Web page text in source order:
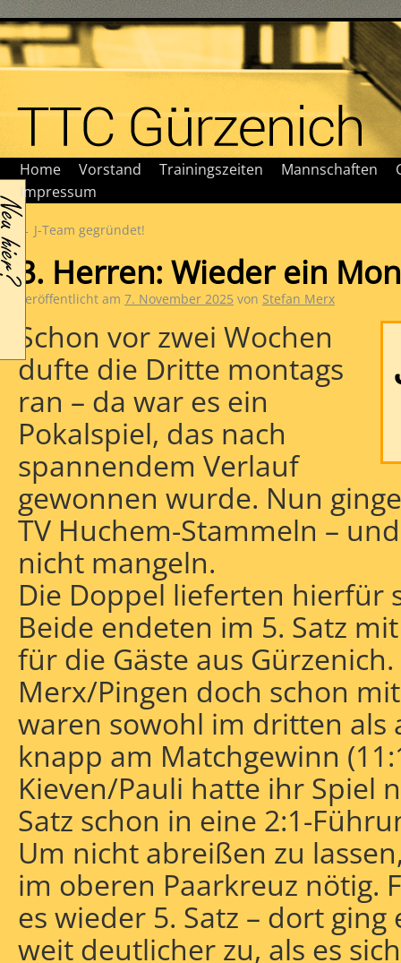
Home Vorstand Trainingszeiten Mannschaften
Impressum
← J-Team gegründet!
3. Herren: Wieder ein
Veröffentlicht am 7. November 2025 von Stefan Merx
Schon vor zwei Wochen
dufte die Dritte montags
ran – da war es ein
Pokalspiel, das nach
spannendem Verlauf
gewonnen wurde. Nun
TV Huchem-Stammeln –
nicht mangeln.
Die Doppel lieferten hierfür
Beide endeten im 5. Satz
für die Gäste aus
Merx/Pingen doch schon
waren sowohl im dritten als
knapp am Matchgewinn
Kieven/Pauli hatte ihr Spiel
Satz schon in eine 2:1-
Um nicht abreißen zu
im oberen Paarkreuz nötig.
es wieder 5. Satz – dort
weit deutlicher zu, als es